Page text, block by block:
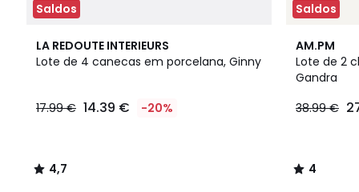
Saldos
LA REDOUTE INTERIEURS
Lote de 4 canecas em porcelana, Ginny
17.99 € 14.39 € -20%
4,7
/ 5
4,7
/
Saldos
AM.PM
Lote de 2
Gandra
38.99 €
4
/
5
2
Cores
4
/